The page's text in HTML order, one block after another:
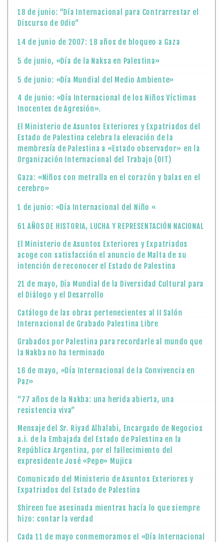
18 de junio: “Día Internacional para Contrarrestar el
Discurso de Odio”
14 de junio de 2007: 18 años de bloqueo a Gaza
5 de junio, «Día de la Naksa en Palestina»
5 de junio: «Día Mundial del Medio Ambiente»
4 de junio: «Día Internacional de los Niños Víctimas
Inocentes de Agresión».
El Ministerio de Asuntos Exteriores y Expatriados del
Estado de Palestina celebra la elevación de la
membresía de Palestina a «Estado observador» en la
Organización Internacional del Trabajo (OIT)
Gaza: «Niños con metralla en el corazón y balas en el
cerebro»
1 de junio: «Día Internacional del Niño «
61 AÑOS DE HISTORIA, LUCHA Y REPRESENTACIÓN NACIONAL
El Ministerio de Asuntos Exteriores y Expatriados
acoge con satisfacción el anuncio de Malta de su
intención de reconocer el Estado de Palestina
21 de mayo, Día Mundial de la Diversidad Cultural para
el Diálogo y el Desarrollo
Catálogo de las obras pertenecientes al II Salón
Internacional de Grabado Palestina Libre
Grabados por Palestina para recordarle al mundo que
la Nakba no ha terminado
16 de mayo, «Día Internacional de la Convivencia en
Paz»
“77 años de la Nakba: una herida abierta, una
resistencia viva”
Mensaje del Sr. Riyad Alhalabi, Encargado de Negocios
a.i. de la Embajada del Estado de Palestina en la
República Argentina, por el fallecimiento del
expresidente José «Pepe» Mujica
Comunicado del Ministerio de Asuntos Exteriores y
Expatriados del Estado de Palestina
Shireen fue asesinada mientras hacía lo que siempre
hizo: contar la verdad
Cada 11 de mayo conmemoramos el «Día Internacional